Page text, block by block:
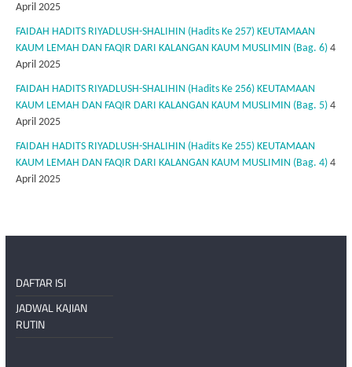
April 2025
FAIDAH HADITS RIYADLUSH-SHALIHIN (Hadits Ke 257) KEUTAMAAN
KAUM LEMAH DAN FAQIR DARI KALANGAN KAUM MUSLIMIN (Bag. 6) 4
April 2025
FAIDAH HADITS RIYADLUSH-SHALIHIN (Hadits Ke 256) KEUTAMAAN
KAUM LEMAH DAN FAQIR DARI KALANGAN KAUM MUSLIMIN (Bag. 5) 4
April 2025
FAIDAH HADITS RIYADLUSH-SHALIHIN (Hadits Ke 255) KEUTAMAAN
KAUM LEMAH DAN FAQIR DARI KALANGAN KAUM MUSLIMIN (Bag. 4) 4
April 2025
DAFTAR ISI
JADWAL KAJIAN
RUTIN